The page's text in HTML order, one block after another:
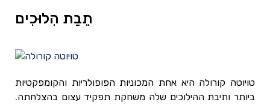
תֵבַת הִלוּכִים
טויוטה קורולה היא אחת המכוניות הפופולריות והקומפקטיות
ביותר ותיבת ההילוכים שלה משחקת תפקיד עצום בהצלחתה.